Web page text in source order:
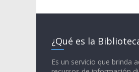
¿Qué es la
Es un servicio que brinda